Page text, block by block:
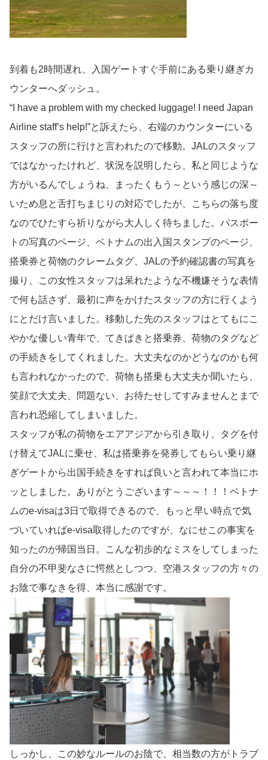
到着も2時間遅れ、入国ゲートすぐ手前にある乗り継ぎカ
ウンターへダッシュ。
“I have a problem with my checked luggage! I need Japan
Airline staff’s help!”と訴えたら、右端のカウンターにいる
スタッフの所に行けと言われたので移動。JALのスタッフ
ではなかったけれど、状況を説明したら、私と同じような
方がいるんでしょうね、まったくもう～という感じの深～
いため息と舌打ちまじりの対応でしたが、こちらの落ち度
なのでひたすら祈りながら大人しく待ちました。パスポー
トの写真のページ、ベトナムの出入国スタンプのページ、
搭乗券と荷物のクレームタグ、JALの予約確認書の写真を
撮り、この女性スタッフは呆れたような不機嫌そうな表情
で何も話さず、最初に声をかけたスタッフの方に行くよう
にとだけ言いました。移動した先のスタッフはとてもにこ
やかな優しい青年で、てきぱきと搭乗券、荷物のタグなど
の手続きをしてくれました。大丈夫なのかどうなのかも何
も言われなかったので、荷物も搭乗も大丈夫か聞いたら、
笑顔で大丈夫、問題ない、お待たせしてすみませんとまで
言われ恐縮してしまいました。
スタッフが私の荷物をエアアジアから引き取り、タグを付
け替えてJALに乗せ、私は搭乗券を発券してもらい乗り継
ぎゲートから出国手続きをすれば良いと言われて本当にホ
ッとしました。ありがとうございます～～～！！！ベトナ
ムのe-visaは3日で取得できるので、もっと早い時点で気
づいていればe-visa取得したのですが、なにせこの事実を
知ったのが帰国当日。こんな初歩的なミスをしてしまった
自分の不甲斐なさに愕然としつつ、空港スタッフの方々の
お陰で事なきを得、本当に感謝です。
しっかし、この妙なルールのお陰で、相当数の方がトラブ